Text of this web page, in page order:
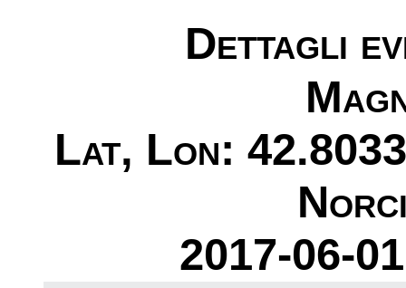
Dettagli
Lat, Lon:
2017-06-